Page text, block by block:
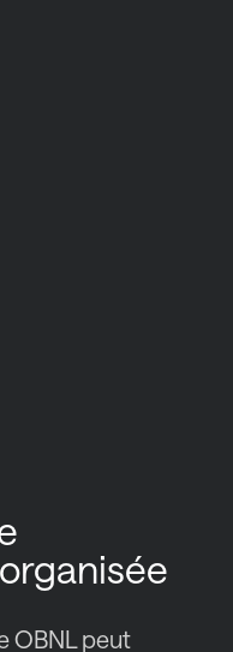
OBNL peut